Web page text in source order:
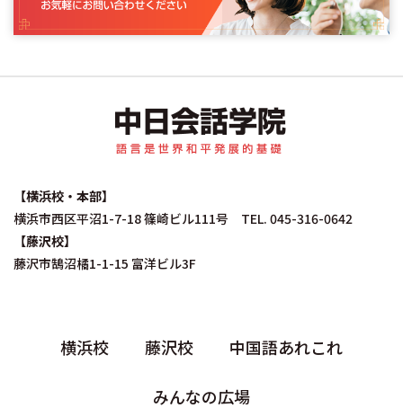
【横浜校・本部】
横浜市西区平沼1-7-18 篠崎ビル111号 TEL. 045-316-0642
【藤沢校】
藤沢市鵠沼橘1-1-15 富洋ビル3F
横浜校 藤沢校 中国語あれこれ
みんなの広場